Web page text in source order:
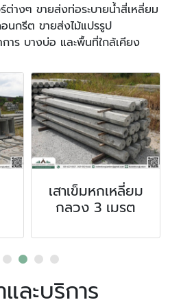
างๆ ขายส่งท่อระบายน้ำสี่เหลี่ยม
อนกรีต ขายส่งไม้แปรรูป
าร บางบ่อ และพื้นที่ใกล้เคียง
ขายส่งไม้แปรรูป
ละบริการ